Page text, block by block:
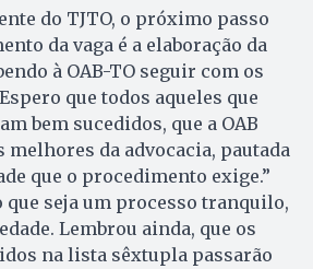
do TJTO, o próximo passo
da vaga é a elaboração da
à OAB-TO seguir com os
que todos aqueles que
bem sucedidos, que a OAB
melhores da advocacia, pautada
que o procedimento exige.”
que seja um processo tranquilo,
Lembrou ainda, que os
na lista sêxtupla passarão